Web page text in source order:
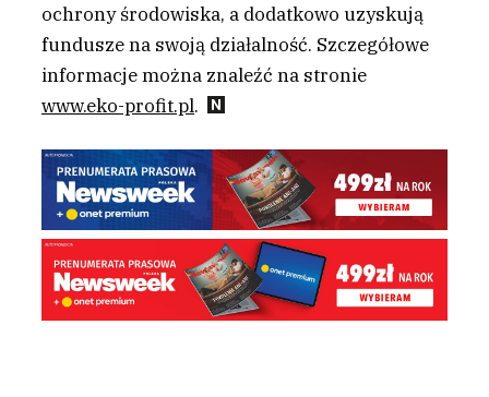
ochrony środowiska, a dodatkowo uzyskują
fundusze na swoją działalność. Szczegółowe
informacje można znaleźć na stronie
www.eko-profit.pl.